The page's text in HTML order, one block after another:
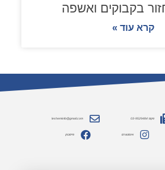
בקבוקים ואשפה
קרא עוד »
פקס: 03-9529484 lesheminfo@gmail.com
אינסטגרם פייסבוק